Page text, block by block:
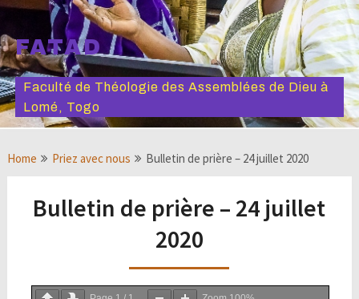
FATAD
Faculté de Théologie des Assemblées de Dieu à
Lomé, Togo
Home Priez avec nous Bulletin de prière – 24 juillet 2020
Bulletin de prière – 24 juillet
2020